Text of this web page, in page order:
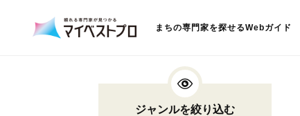
まちの専門家を探せるWebガイド
ジャンルを絞り込む